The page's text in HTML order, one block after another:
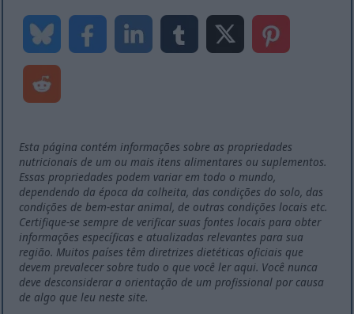
Esta página contém informações sobre as propriedades
nutricionais de um ou mais itens alimentares ou suplementos.
Essas propriedades podem variar em todo o mundo,
dependendo da época da colheita, das condições do solo, das
condições de bem-estar animal, de outras condições locais etc.
Certifique-se sempre de verificar suas fontes locais para obter
informações específicas e atualizadas relevantes para sua
região. Muitos países têm diretrizes dietéticas oficiais que
devem prevalecer sobre tudo o que você ler aqui. Você nunca
deve desconsiderar a orientação de um profissional por causa
de algo que leu neste site.